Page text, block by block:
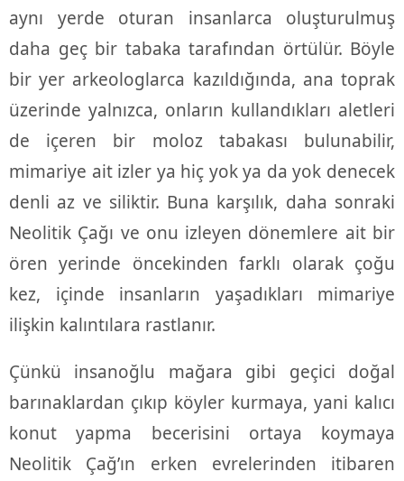
aynı yerde oturan insanlarca oluşturulmuş
daha geç bir tabaka tarafından örtülür. Böyle
bir yer arkeologlarca kazıldığında, ana toprak
üzerinde yalnızca, onların kullandıkları aletleri
de içeren bir moloz tabakası bulunabilir,
mimariye ait izler ya hiç yok ya da yok denecek
denli az ve siliktir. Buna karşılık, daha sonraki
Neolitik Çağı ve onu izleyen dönemlere ait bir
ören yerinde öncekinden farklı olarak çoğu
kez, içinde insanların yaşadıkları mimariye
ilişkin kalıntılara rastlanır.
Çünkü insanoğlu mağara gibi geçici doğal
barınaklardan çıkıp köyler kurmaya, yani kalıcı
konut yapma becerisini ortaya koymaya
Neolitik Çağ’ın erken evrelerinden itibaren